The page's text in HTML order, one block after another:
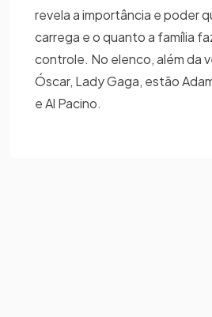
revela a importância e poder
carrega e o quanto a família
controle. No elenco, além da
Óscar, Lady Gaga, estão
e Al Pacino.